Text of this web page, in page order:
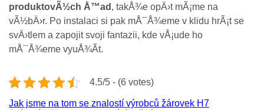
produktovÃ½ch Å™ad , takÅ¾e opÄ›t mÃ¡me na
vÃ½bÄ›r. Po instalaci si pak mÅ¯Å¾eme v klidu hrÃ¡t se
svÄ›tlem a zapojit svoji fantazii, kde vÅ¡ude ho
mÅ¯Å¾eme vyuÅ¾Ã­t.
4.5/5 - (6 votes)
Jak jsme na tom se znalostí výrobců žárovek H7